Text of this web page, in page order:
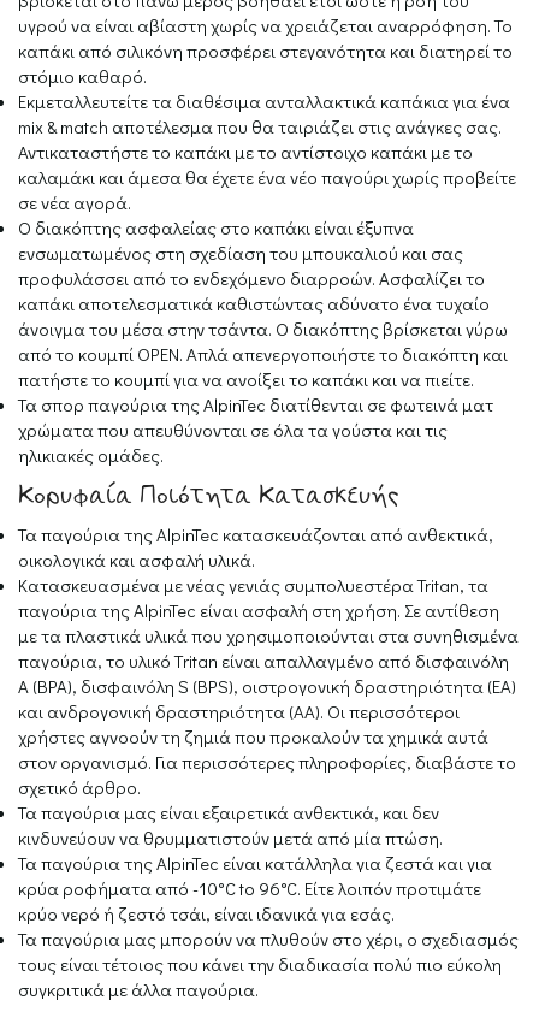
υγρού να είναι αβίαστη χωρίς να χρειάζεται αναρρόφηση. Το
καπάκι από σιλικόνη προσφέρει στεγανότητα και διατηρεί το
στόμιο καθαρό.
Εκμεταλλευτείτε τα διαθέσιμα ανταλλακτικά καπάκια για ένα
mix & match αποτέλεσμα που θα ταιριάζει στις ανάγκες σας.
Αντικαταστήστε το καπάκι με το αντίστοιχο καπάκι με το
καλαμάκι και άμεσα θα έχετε ένα νέο παγούρι χωρίς προβείτε
σε νέα αγορά.
O διακόπτης ασφαλείας στο καπάκι είναι έξυπνα
ενσωματωμένος στη σχεδίαση του μπουκαλιού και σας
προφυλάσσει από το ενδεχόμενο διαρροών. Ασφαλίζει το
καπάκι αποτελεσματικά καθιστώντας αδύνατο ένα τυχαίο
άνοιγμα του μέσα στην τσάντα. Ο διακόπτης βρίσκεται γύρω
από το κουμπί OPEN. Απλά απενεργοποιήστε το διακόπτη και
πατήστε το κουμπί για να ανοίξει το καπάκι και να πιείτε.
Τα σπορ παγούρια της AlpinTec διατίθενται σε φωτεινά ματ
χρώματα που απευθύνονται σε όλα τα γούστα και τις
ηλικιακές ομάδες.
Κορυφαία Ποιότητα Κατασκευής
Τα παγούρια της AlpinTec κατασκευάζονται από ανθεκτικά,
οικολογικά και ασφαλή υλικά.
Κατασκευασμένα με νέας γενιάς συμπολυεστέρα Tritan, τα
παγούρια της AlpinTec είναι ασφαλή στη χρήση. Σε αντίθεση
με τα πλαστικά υλικά που χρησιμοποιούνται στα συνηθισμένα
παγούρια, το υλικό Τritan είναι απαλλαγμένο από δισφαινόλη
Α (BPA), δισφαινόλη S (BPS), οιστρογονική δραστηριότητα (ΕΑ)
και ανδρογονική δραστηριότητα (ΑΑ). Οι περισσότεροι
χρήστες αγνοούν τη ζημιά που προκαλούν τα χημικά αυτά
στον οργανισμό. Για περισσότερες πληροφορίες, διαβάστε το
σχετικό άρθρο.
Τα παγούρια μας είναι εξαιρετικά ανθεκτικά, και δεν
κινδυνεύουν να θρυμματιστούν μετά από μία πτώση.
Τα παγούρια της ΑlpinTec είναι κατάλληλα για ζεστά και για
κρύα ροφήματα από -10°C to 96°C. Είτε λοιπόν προτιμάτε
κρύο νερό ή ζεστό τσάι, είναι ιδανικά για εσάς.
Τα παγούρια μας μπορούν να πλυθούν στο χέρι, ο σχεδιασμός
τους είναι τέτοιος που κάνει την διαδικασία πολύ πιο εύκολη
συγκριτικά με άλλα παγούρια.